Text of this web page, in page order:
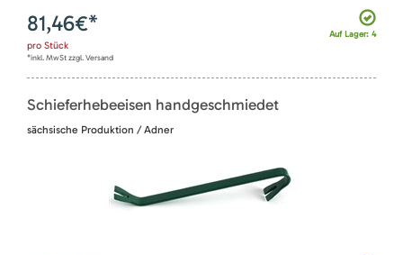
Auf Lager: 4
81,46€*
pro Stück
*inkl. MwSt zzgl. Versand
Schieferhebeeisen handgeschmiedet
sächsische Produktion / Adner